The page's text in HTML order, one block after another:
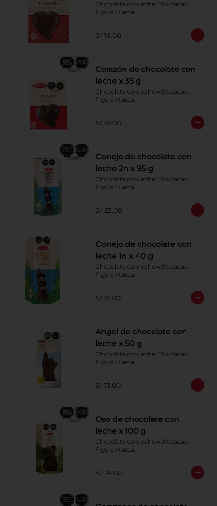
Chocolate con leche 40% cacao.
Figura Hueca.
S/ 19.00
Corazón de chocolate con
leche x 35 g
Chocolate con leche 40% cacao.
Figura Hueca.
S/ 10.00
Conejo de chocolate con
leche 2n x 95 g
Chocolate con leche 40% cacao.
Figura Hueca.
S/ 23.00
Conejo de chocolate con
leche 1n x 40 g
Chocolate con leche 40% cacao.
Figura Hueca.
S/ 12.00
Angel de chocolate con
leche x 50 g
Chocolate con leche 40% cacao.
Figura Hueca.
S/ 13.00
Oso de chocolate con
leche x 100 g
Chocolate con leche 40% cacao.
Figura Hueca.
S/ 24.00